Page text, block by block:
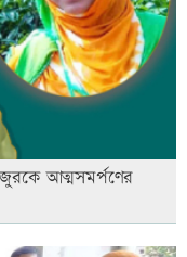
আত্মসমর্পণের